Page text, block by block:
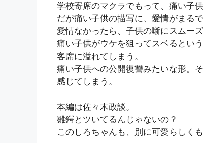
学校寄席のマクラでもって、痛い子
だが痛い子供の描写に、愛情がまる
愛情なかったら、子供の噺にスムー
痛い子供がウケを狙ってスベるとい
客席に溢れてしまう。
痛い子供への公開復讐みたいな形。
感じてしまう。
本編は佐々木政談。
雛鍔とツいてるんじゃないの？
このしろちゃんも、別に可愛らしくも